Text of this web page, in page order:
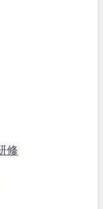
修